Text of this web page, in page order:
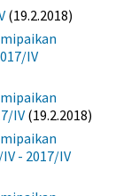
(19.2.2018)
IV
IV (19.2.2018)
- 2017/IV